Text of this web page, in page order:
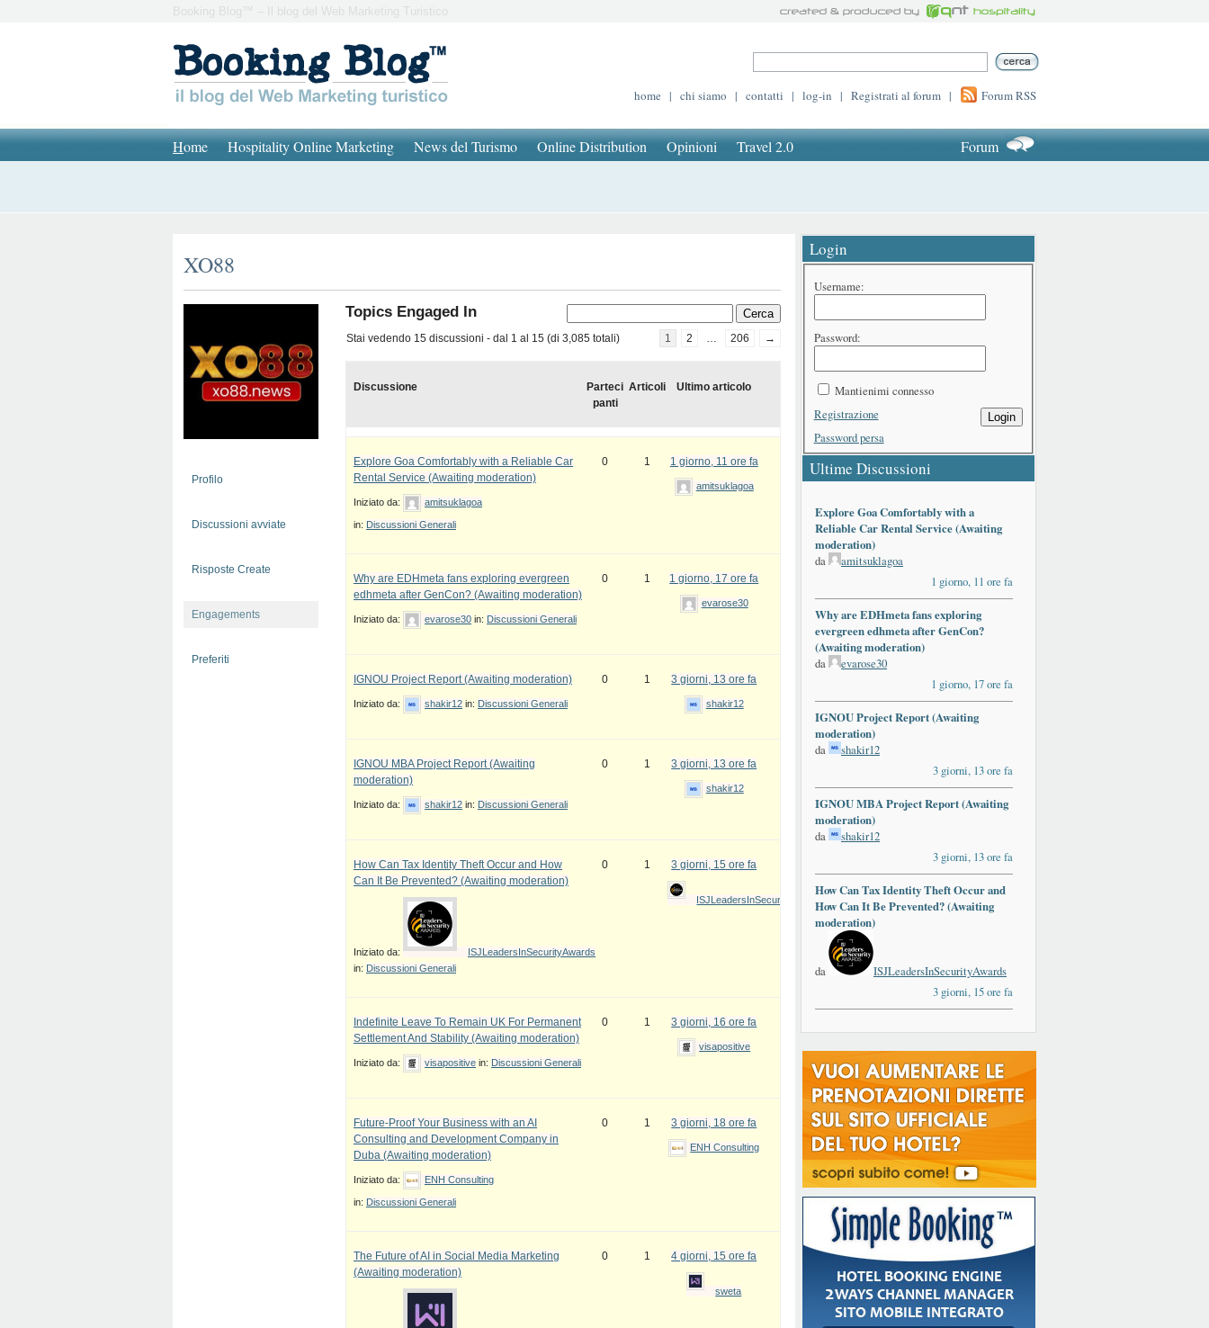
Booking Blog™ – Il blog del Web Marketing Turistico
home | chi siamo | contatti | log-in | Registrati al forum | Forum RSS
Home Hospitality Online Marketing News del Turismo Online Distribution Opinioni Travel 2.0 Forum
XO88
Profilo
Discussioni avviate
Risposte Create
Engagements
Preferiti
Topics Engaged In
Stai vedendo 15 discussioni - dal 1 al 15 (di 3,085 totali) 1 2 … 206 →
Discussione
Parteci
panti
Articoli Ultimo articolo
Explore Goa Comfortably with a Reliable Car
Rental Service (Awaiting moderation)
Iniziato da: amitsuklagoa
in: Discussioni Generali
0 1 1 giorno, 11 ore fa
amitsuklagoa
Why are EDHmeta fans exploring evergreen
edhmeta after GenCon? (Awaiting moderation)
Iniziato da: evarose30 in: Discussioni Generali
0 1 1 giorno, 17 ore fa
evarose30
IGNOU Project Report (Awaiting moderation)
Iniziato da: shakir12 in: Discussioni Generali
0 1 3 giorni, 13 ore fa
shakir12
IGNOU MBA Project Report (Awaiting
moderation)
Iniziato da: shakir12 in: Discussioni Generali
0 1 3 giorni, 13 ore fa
shakir12
How Can Tax Identity Theft Occur and How
Can It Be Prevented? (Awaiting moderation)
Iniziato da:
ISJLeadersInSecurityAwards
in: Discussioni Generali
0 1 3 giorni, 15 ore fa
ISJLeadersInSecurityAwards
Indefinite Leave To Remain UK For Permanent
Settlement And Stability (Awaiting moderation)
Iniziato da: visapositive in: Discussioni Generali
0 1 3 giorni, 16 ore fa
visapositive
Future-Proof Your Business with an AI
Consulting and Development Company in
Duba (Awaiting moderation)
Iniziato da: ENH Consulting
in: Discussioni Generali
0 1 3 giorni, 18 ore fa
ENH Consulting
The Future of AI in Social Media Marketing
(Awaiting moderation)
0 1 4 giorni, 15 ore fa
sweta
Login
Username:
Password:
Mantienimi connesso
Login
Registrazione
Password persa
Ultime Discussioni
Explore Goa Comfortably with a
Reliable Car Rental Service (Awaiting
moderation)
da
amitsuklagoa
1 giorno, 11 ore fa
Why are EDHmeta fans exploring
evergreen edhmeta after GenCon?
(Awaiting moderation)
da
evarose30
1 giorno, 17 ore fa
IGNOU Project Report (Awaiting
moderation)
da
shakir12
3 giorni, 13 ore fa
IGNOU MBA Project Report (Awaiting
moderation)
da
shakir12
3 giorni, 13 ore fa
How Can Tax Identity Theft Occur and
How Can It Be Prevented? (Awaiting
moderation)
da
ISJLeadersInSecurityAwards
3 giorni, 15 ore fa